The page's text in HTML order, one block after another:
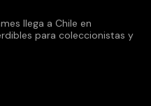
llega a Chile en
para coleccionistas y